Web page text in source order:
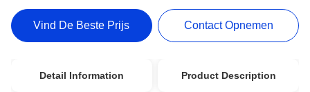
Vind De Beste Prijs Contact Opnemen
Detail Information Product Description